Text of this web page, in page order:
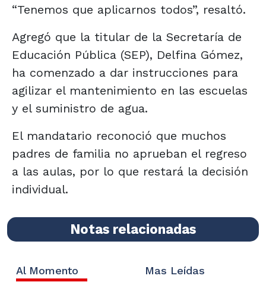
“Tenemos que aplicarnos todos”, resaltó.
Agregó que la titular de la Secretaría de
Educación Pública (SEP), Delfina Gómez,
ha comenzado a dar instrucciones para
agilizar el mantenimiento en las escuelas
y el suministro de agua.
El mandatario reconoció que muchos
padres de familia no aprueban el regreso
a las aulas, por lo que restará la decisión
individual.
Notas relacionadas
Al Momento Mas Leídas